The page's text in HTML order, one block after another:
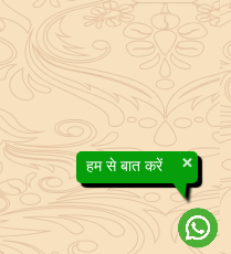
×
हम से बात करें